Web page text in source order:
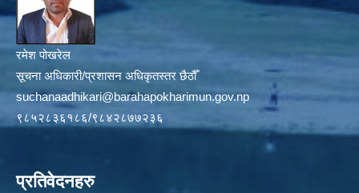
रमेश पोखरेल
सूचना अधिकारी/प्रशासन अधिकृतस्तर छैठौँ
suchanaadhikari@barahapokharimun.gov.np
९८५२८३६१८६/९८४२८७७२३६
प्रतिवेदनहरु